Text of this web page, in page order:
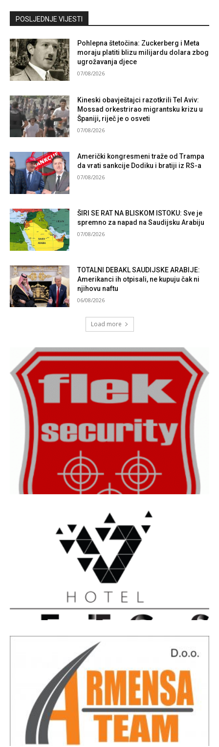
Kontaktirajte nas
POSLJEDNJE VIJESTI
Pohlepna štetočina: Zuckerberg i Meta
moraju platiti blizu milijardu dolara zbog
ugrožavanja djece
07/08/2026
Kineski obavještajci razotkrili Tel Aviv:
Mossad orkestrirao migrantsku krizu u
Španiji, riječ je o osveti
07/08/2026
Američki kongresmeni traže od Trampa
da vrati sankcije Dodiku i bratiji iz RS-a
07/08/2026
ŠIRI SE RAT NA BLISKOM ISTOKU: Sve je
spremno za napad na Saudijsku Arabiju
07/08/2026
TOTALNI DEBAKL SAUDIJSKE ARABIJE:
Amerikanci ih otpisali, ne kupuju čak ni
njihovu naftu
06/08/2026
Load more